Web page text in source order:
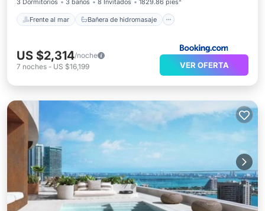
3 Dormitorios 3 baños 8 Invitados 1829.86 pies²
Frente al mar Bañera de hidromasaje
US $2,314/noche
7 noches - US $16,199 VER OFERTA